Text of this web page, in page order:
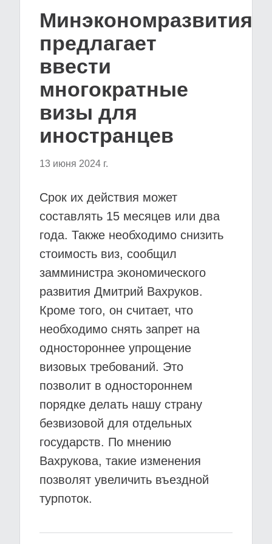
Минэкономразвития
предлагает
ввести
многократные
визы для
иностранцев
13 июня 2024 г.
Срок их действия может
составлять 15 месяцев или два
года. Также необходимо снизить
стоимость виз, сообщил
замминистра экономического
развития Дмитрий Вахруков.
Кроме того, он считает, что
необходимо снять запрет на
одностороннее упрощение
визовых требований. Это
позволит в одностороннем
порядке делать нашу страну
безвизовой для отдельных
государств. По мнению
Вахрукова, такие изменения
позволят увеличить въездной
турпоток.